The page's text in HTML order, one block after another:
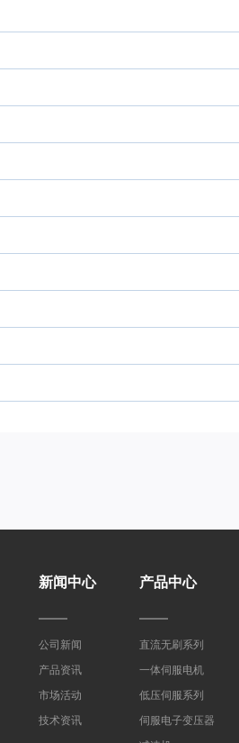
新闻中心
公司新闻
产品资讯
市场活动
技术资讯
产品中心
直流无刷系列
一体伺服电机
低压伺服系列
伺服电子变压器